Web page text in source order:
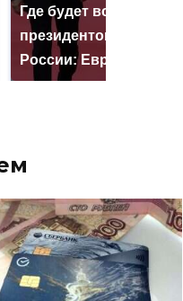
Где будет встреча
президентов США и
России: Европа?